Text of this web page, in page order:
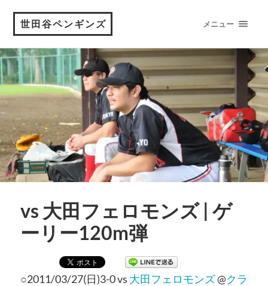
世田谷ペンギンズ メニュー
vs 大田フェロモンズ | ゲ
ーリー120m弾
○2011/03/27(日)3-0 vs 大田フェロモンズ@クラ